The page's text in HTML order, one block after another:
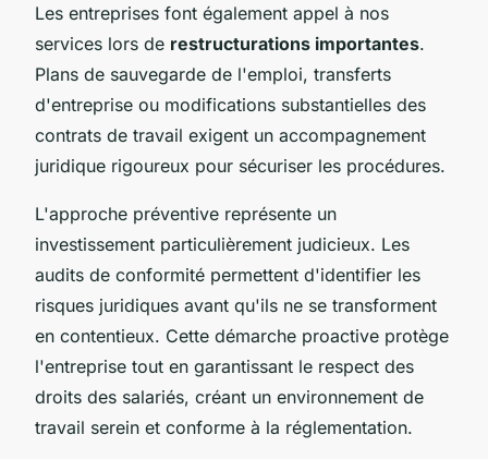
Les entreprises font également appel à nos
services lors de restructurations importantes.
Plans de sauvegarde de l'emploi, transferts
d'entreprise ou modifications substantielles des
contrats de travail exigent un accompagnement
juridique rigoureux pour sécuriser les procédures.
L'approche préventive représente un
investissement particulièrement judicieux. Les
audits de conformité permettent d'identifier les
risques juridiques avant qu'ils ne se transforment
en contentieux. Cette démarche proactive protège
l'entreprise tout en garantissant le respect des
droits des salariés, créant un environnement de
travail serein et conforme à la réglementation.